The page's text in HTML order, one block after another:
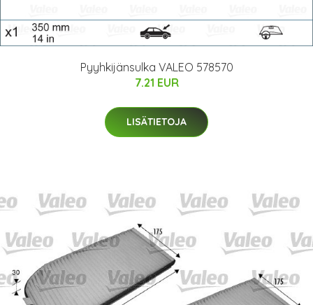
Pyyhkijänsulka VALEO 578570
7.21 EUR
LISÄTIETOJA